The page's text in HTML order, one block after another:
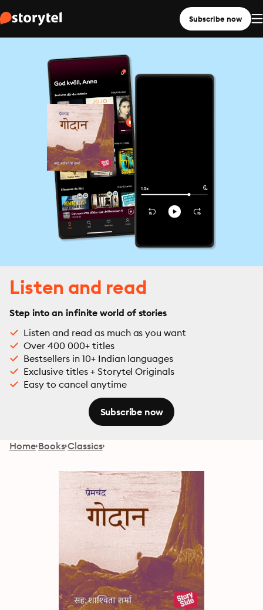
Subscribe now
Listen and read
Step into an infinite world of stories
Listen and read as much as you want
Over 400 000+ titles
Bestsellers in 10+ Indian languages
Exclusive titles + Storytel Originals
Easy to cancel anytime
Subscribe now
Home Books Classics